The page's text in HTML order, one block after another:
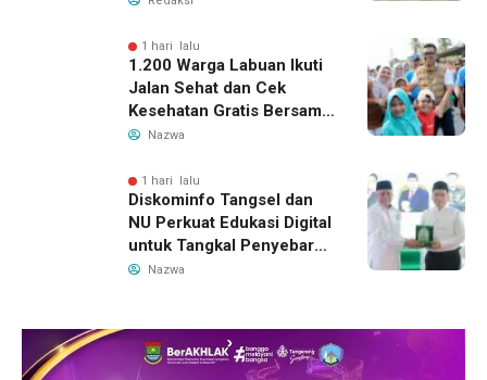
1 hari lalu
1.200 Warga Labuan Ikuti
Jalan Sehat dan Cek
Kesehatan Gratis Bersama
Gubernur Banten
Nazwa
1 hari lalu
Diskominfo Tangsel dan
NU Perkuat Edukasi Digital
untuk Tangkal Penyebaran
Hoaks
Nazwa